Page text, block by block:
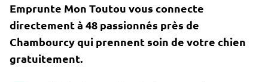
Emprunte Mon Toutou vous connecte
directement à 48 passionnés près de
Chambourcy qui prennent soin de votre chien
gratuitement.